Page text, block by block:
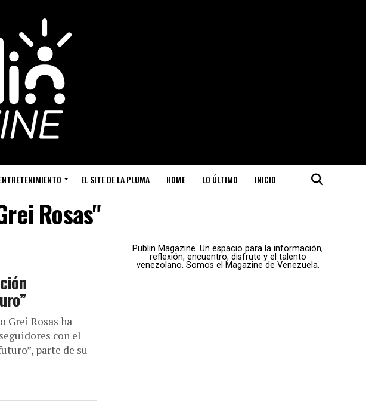
EL SITE DE LA PLUMA HOME LO ÚLTIMO INICIO
Rosas"
Grei Rosas ha
con el
parte de su
Publin Magazine. Un espacio para la información,
reflexión, encuentro, disfrute y el talento
venezolano. Somos el Magazine de Venezuela.